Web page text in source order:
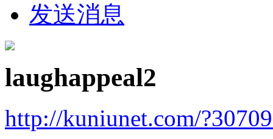
发送消息
laughappeal2
http://kuniunet.com/